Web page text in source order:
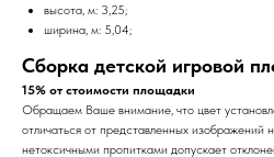
высота, м: 3,25;
ширина, м: 5,04;
Сборка детской игровой
15% от стоимости площадки
Обращаем Ваше внимание, что цвет
отличаться от представленных изображений
нетоксичными пропитками допускает